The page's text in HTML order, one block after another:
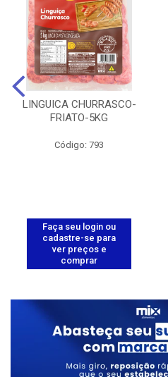
LINGUICA CHURRASCO-
FRIATO-5KG
Código: 793
Faça seu login ou
cadastre-se para
ver preços e
comprar